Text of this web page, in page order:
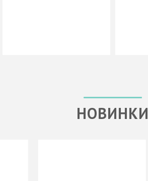
НОВИНКИ